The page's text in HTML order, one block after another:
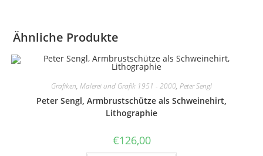
und
Tinte
Menge
Ähnliche Produkte
Grafiken, Malerei und Grafik 1951 - 2000, Peter Sengl
Peter Sengl, Armbrustschütze als Schweinehirt,
Lithographie
€126,00